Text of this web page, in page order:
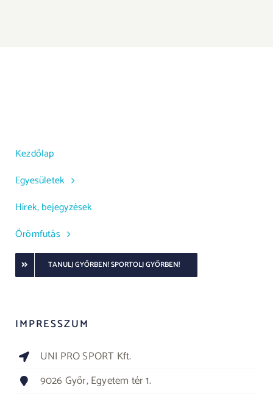
Kezdőlap
Egyesületek
Hírek, bejegyzések
Örömfutás
TANULJ GYŐRBEN! SPORTOLJ GYŐRBEN!
IMPRESSZUM
UNI PRO SPORT Kft.
9026 Győr, Egyetem tér 1.